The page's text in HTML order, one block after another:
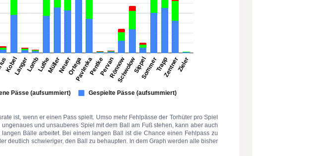
ist, wenn er einen Pass spielt. Umso mehr Fehlpässe der Torhüter pro Spiel
und unsauberes Spiel mit dem Ball am Fuß stehen, kann aber auch
Bälle arbeitet. Bei einem langen Ball ist die Chance einen Fehlpass zu
deutlich schwieriger, den Ball zu behaupten. In dem Graph werden alle bisher